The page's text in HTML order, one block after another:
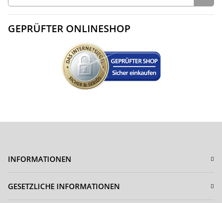
GEPRÜFTER ONLINESHOP
INFORMATIONEN
GESETZLICHE INFORMATIONEN